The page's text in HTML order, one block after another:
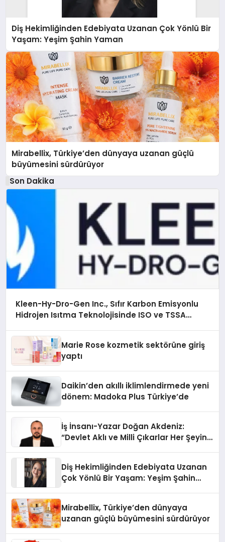
Diş Hekimliğinden Edebiyata Uzanan Çok Yönlü Bir
Yaşam: Yeşim Şahin Yaman
Mirabellix, Türkiye’den dünyaya uzanan güçlü
büyümesini sürdürüyor
Son Dakika
Kleen-Hy-Dro-Gen Inc., Sıfır Karbon Emisyonlu
Hidrojen Isıtma Teknolojisinde ISO ve TSSA
Marie Rose kozmetik sektörüne giriş
yaptı
Daikin’den akıllı iklimlendirmede yeni
dönem: Madoka Plus Türkiye’de
İş İnsanı-Yazar Doğan Akdeniz:
“Devlet Aklı ve Milli Çıkarlar Her Şeyin
Diş Hekimliğinden Edebiyata Uzanan
Çok Yönlü Bir Yaşam: Yeşim Şahin
Mirabellix, Türkiye’den dünyaya
uzanan güçlü büyümesini sürdürüyor